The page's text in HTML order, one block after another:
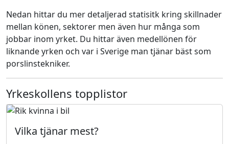
Nedan hittar du mer detaljerad statisitk kring skillnader
mellan könen, sektorer men även hur många som
jobbar inom yrket. Du hittar även medellönen för
liknande yrken och var i Sverige man tjänar bäst som
porslinstekniker.
Yrkeskollens topplistor
Vilka tjänar mest?